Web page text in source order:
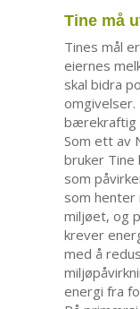
Tine må
Tines mål
eiernes
skal bidra
bærekraftig
Som ett av
bruker Tine
som
som henter
miljøet, og
krever
med å
energi fra